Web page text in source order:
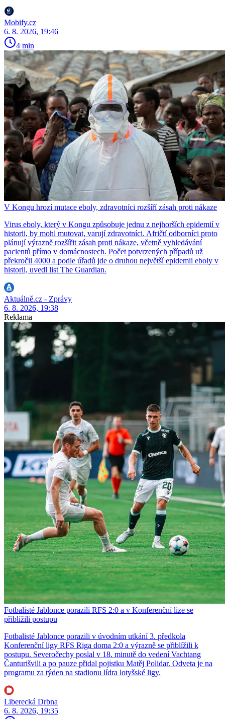
Mobify.cz
6. 8. 2026, 19:46
4 min
V Kongu hrozí mutace eboly, zdravotníci rozšíří zásah proti nákaze
Virus eboly, který v Kongu způsobuje jednu z nejhorších epidemií v
historii, by mohl mutovat, varují zdravotníci. Afričtí odborníci proto
plánují výrazně rozšířit zásah proti nákaze, včetně vyhledávání
pacientů přímo v domácnostech. Počet potvrzených případů už
překročil 4000 a podle úřadů jde o druhou největší epidemii eboly v
historii, uvedl list The Guardian.
Aktuálně.cz - Zprávy
6. 8. 2026, 19:38
Reklama
Fotbalisté Jablonce porazili RFS 2:0 a v Konferenční lize se
přiblížili postupu
Fotbalisté Jablonce porazili v úvodním utkání 3. předkola
Konferenční ligy RFS Riga doma 2:0 a výrazně se přiblížili k
postupu. Severočechy poslal v 18. minutě do vedení Vachtang
Čanturišvili a po pauze přidal pojistku Matěj Polidar. Odveta je na
programu za týden na stadionu lídra lotyšské ligy.
Liberecká Drbna
6. 8. 2026, 19:35